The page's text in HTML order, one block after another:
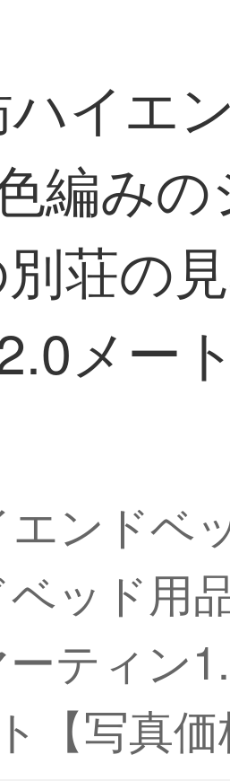
イエ
編み
荘の
メー
ンドベ
ッド用
ティン
【写真